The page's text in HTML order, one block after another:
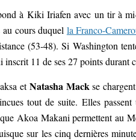
à Kiki Iriafen avec un tir à
cours duquel la Franco-
(53-48). Si Washington
11 de ses 27 points durant
etNatasha Mack se
tout de suite. Elles
Akoa Makani permettent au
sur les cinq dernières